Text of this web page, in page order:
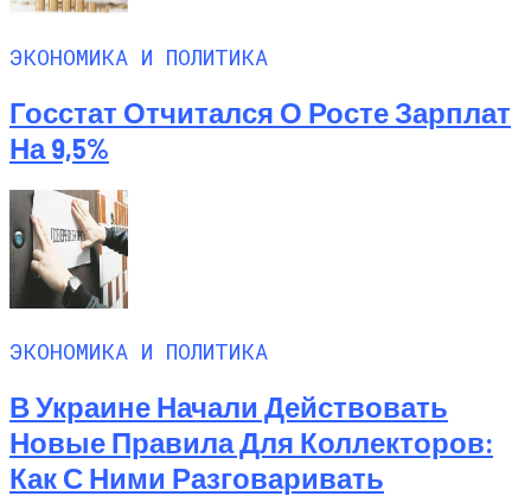
ЭКОНОМИКА И ПОЛИТИКА
Госстат Отчитался О Росте Зарплат
На 9,5%
ЭКОНОМИКА И ПОЛИТИКА
В Украине Начали Действовать
Новые Правила Для Коллекторов:
Как С Ними Разговаривать